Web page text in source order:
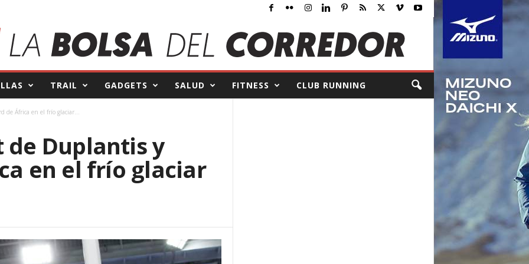
TRAIL GADGETS SALUD FITNESS CLUB RUNNING
de África en el frío glaciar...
de Duplantis y
en el frío glaciar